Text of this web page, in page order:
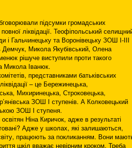
підсумки громадських
ліквідації. Теофіпольський
Гальчинецьку та Воронівецьку ЗОШ І-ІІІ
Микола Якубівський, Олена
рішуче виступили проти такого
Микола Іванюк.
представниками батьківських
– це Бережинецька,
Михиринецька, Строковецька,
ЗОШ І ступенів. А Колковецький
ЗОШ І ступеня.
Ніна Киричок, адже в результаті
Адже у школах, які залишаються,
працюють за покликанням. Вони
шкіл вважає невірним кроком. Треба